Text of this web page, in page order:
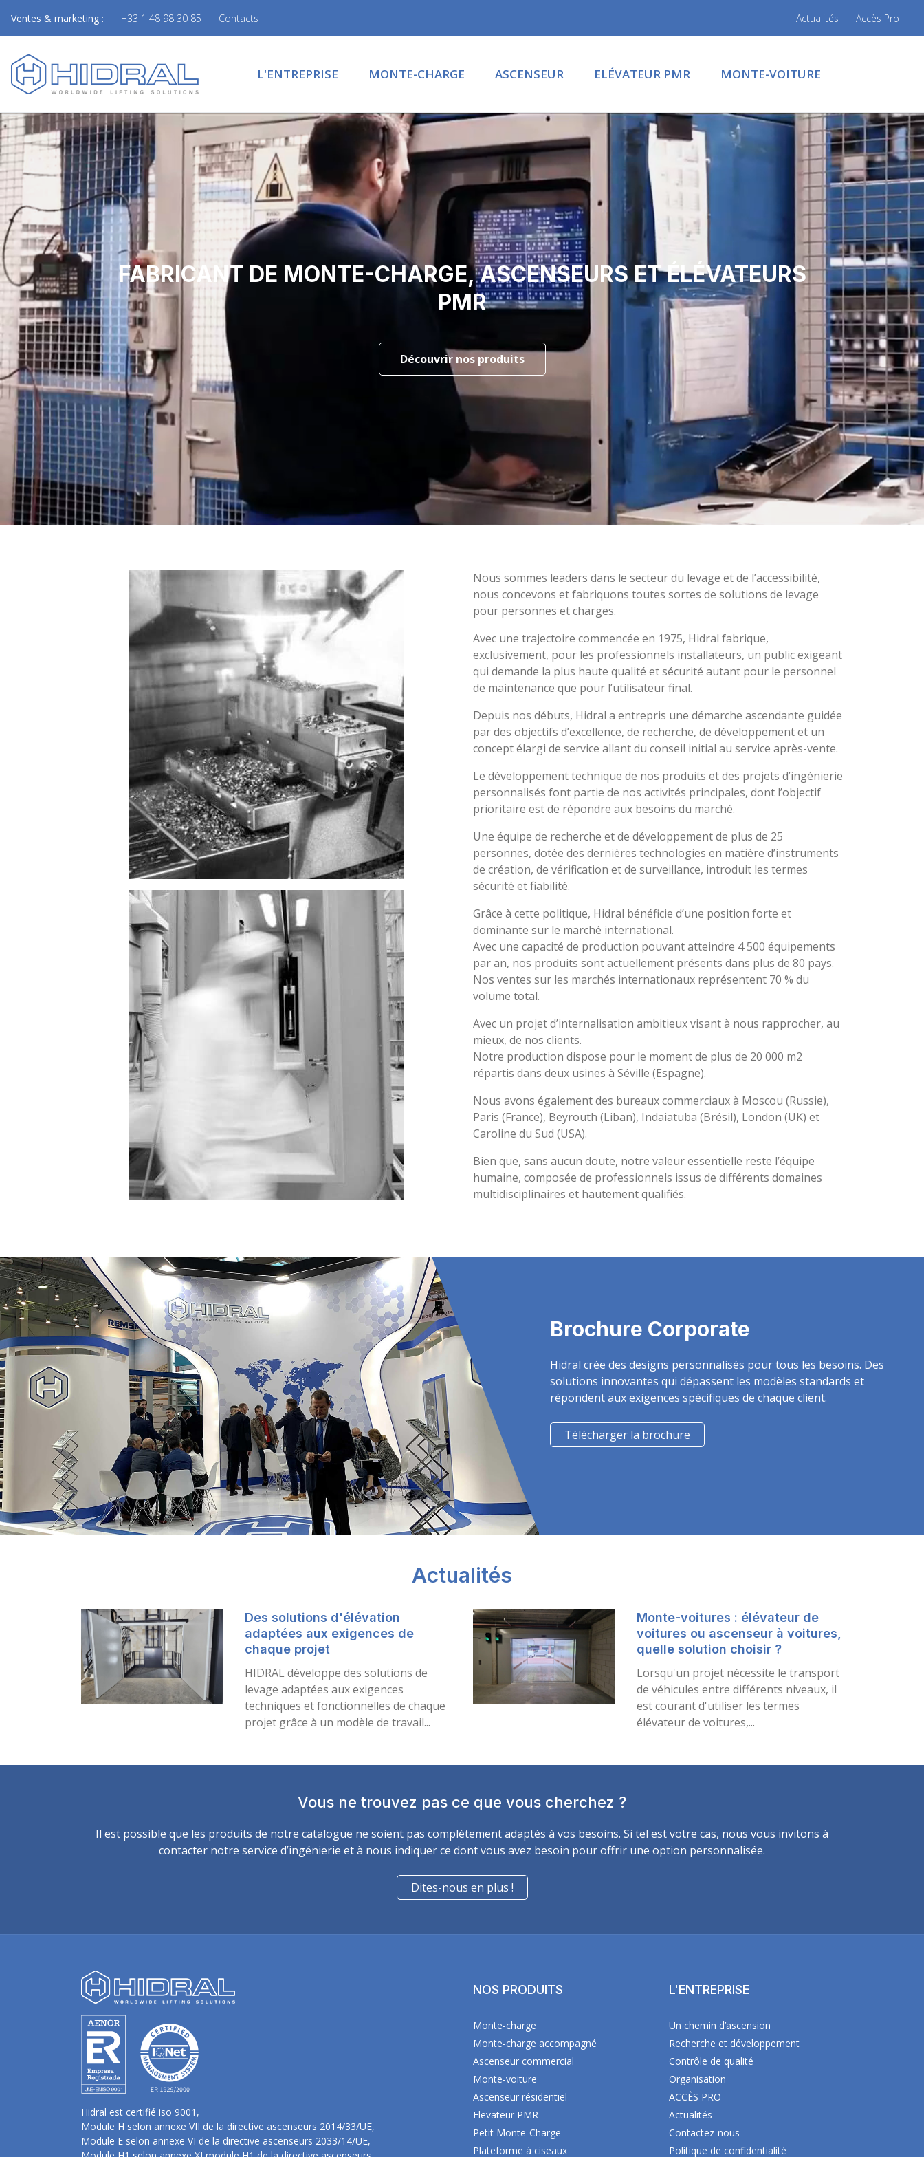
Ventes & marketing : +33 1 48 98 30 85 Contacts Actualités Accès Pro
L'ENTREPRISE MONTE-CHARGE ASCENSEUR ELÉVATEUR PMR MONTE-VOITURE
FABRICANT DE MONTE-CHARGE, ASCENSEURS ET ÉLÉVATEURS
PMR
Découvrir nos produits
Nous sommes leaders dans le secteur du levage et de l’accessibilité,
nous concevons et fabriquons toutes sortes de solutions de levage
pour personnes et charges.
Avec une trajectoire commencée en 1975, Hidral fabrique,
exclusivement, pour les professionnels installateurs, un public exigeant
qui demande la plus haute qualité et sécurité autant pour le personnel
de maintenance que pour l’utilisateur final.
Depuis nos débuts, Hidral a entrepris une démarche ascendante guidée
par des objectifs d’excellence, de recherche, de développement et un
concept élargi de service allant du conseil initial au service après-vente.
Le développement technique de nos produits et des projets d’ingénierie
personnalisés font partie de nos activités principales, dont l’objectif
prioritaire est de répondre aux besoins du marché.
Une équipe de recherche et de développement de plus de 25
personnes, dotée des dernières technologies en matière d’instruments
de création, de vérification et de surveillance, introduit les termes
sécurité et fiabilité.
Grâce à cette politique, Hidral bénéficie d’une position forte et
dominante sur le marché international.
Avec une capacité de production pouvant atteindre 4 500 équipements
par an, nos produits sont actuellement présents dans plus de 80 pays.
Nos ventes sur les marchés internationaux représentent 70 % du
volume total.
Avec un projet d’internalisation ambitieux visant à nous rapprocher, au
mieux, de nos clients.
Notre production dispose pour le moment de plus de 20 000 m2
répartis dans deux usines à Séville (Espagne).
Nous avons également des bureaux commerciaux à Moscou (Russie),
Paris (France), Beyrouth (Liban), Indaiatuba (Brésil), London (UK) et
Caroline du Sud (USA).
Bien que, sans aucun doute, notre valeur essentielle reste l’équipe
humaine, composée de professionnels issus de différents domaines
multidisciplinaires et hautement qualifiés.
Brochure Corporate
Hidral crée des designs personnalisés pour tous les besoins. Des
solutions innovantes qui dépassent les modèles standards et
répondent aux exigences spécifiques de chaque client.
Télécharger la brochure
Actualités
Des solutions d'élévation
adaptées aux exigences de
chaque projet
HIDRAL développe des solutions de
levage adaptées aux exigences
techniques et fonctionnelles de chaque
projet grâce à un modèle de travail...
Monte-voitures : élévateur de
voitures ou ascenseur à voitures,
quelle solution choisir ?
Lorsqu'un projet nécessite le transport
de véhicules entre différents niveaux, il
est courant d'utiliser les termes
élévateur de voitures,...
Vous ne trouvez pas ce que vous cherchez ?
Il est possible que les produits de notre catalogue ne soient pas complètement adaptés à vos besoins. Si tel est votre cas, nous vous invitons à
contacter notre service d’ingénierie et à nous indiquer ce dont vous avez besoin pour offrir une option personnalisée.
Dites-nous en plus !
Hidral est certifié iso 9001,
Module H selon annexe VII de la directive ascenseurs 2014/33/UE,
Module E selon annexe VI de la directive ascenseurs 2033/14/UE,
NOS PRODUITS
Monte-charge
Monte-charge accompagné
Ascenseur commercial
Monte-voiture
Ascenseur résidentiel
Elevateur PMR
Petit Monte-Charge
Plateforme à ciseaux
L'ENTREPRISE
Un chemin d’ascension
Recherche et développement
Contrôle de qualité
Organisation
ACCÈS PRO
Actualités
Contactez-nous
Politique de confidentialité